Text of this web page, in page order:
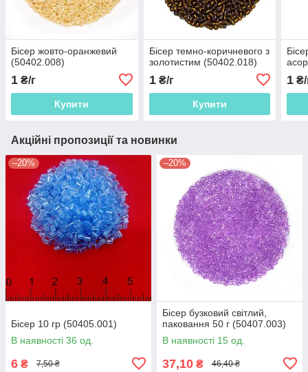
Бісер жовто-оранжевий
(50402.008)
1 ₴/г
Купити
Бісер темно-коричневого з
золотистим (50402.018)
1₴/г
Купити
1 ₴/
Акційні пропозиції та новинки
–20%
Бісер 10 гр (50405.001)
В наявності 36 од.
6 ₴ 7,50 ₴
–20%
Бісер бузковий світлий,
паковання 50 г (50407.003)
В наявності 15 од.
37,10 ₴ 46,40 ₴